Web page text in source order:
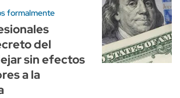
formalmente
del
sin efectos
a la